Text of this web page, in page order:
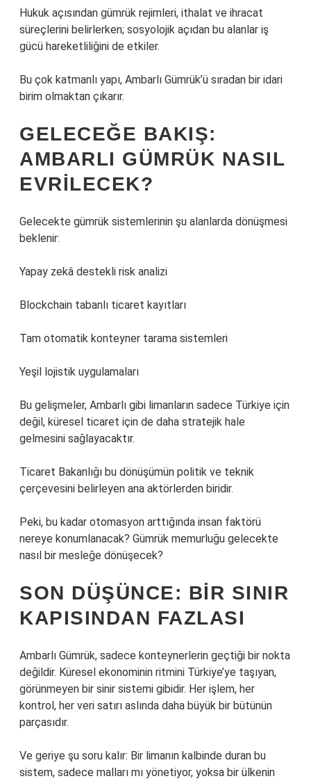
Hukuk açısından gümrük rejimleri, ithalat ve ihracat
süreçlerini belirlerken; sosyolojik açıdan bu alanlar iş
gücü hareketliliğini de etkiler.
Bu çok katmanlı yapı, Ambarlı Gümrük’ü sıradan bir idari
birim olmaktan çıkarır.
GELECEĞE BAKIŞ:
AMBARLI GÜMRÜK NASIL
EVRILECEK?
Gelecekte gümrük sistemlerinin şu alanlarda dönüşmesi
beklenir:
Yapay zekâ destekli risk analizi
Blockchain tabanlı ticaret kayıtları
Tam otomatik konteyner tarama sistemleri
Yeşil lojistik uygulamaları
Bu gelişmeler, Ambarlı gibi limanların sadece Türkiye için
değil, küresel ticaret için de daha stratejik hale
gelmesini sağlayacaktır.
Ticaret Bakanlığı bu dönüşümün politik ve teknik
çerçevesini belirleyen ana aktörlerden biridir.
Peki, bu kadar otomasyon arttığında insan faktörü
nereye konumlanacak? Gümrük memurluğu gelecekte
nasıl bir mesleğe dönüşecek?
SON DÜŞÜNCE: BIR SINIR
KAPISINDAN FAZLASI
Ambarlı Gümrük, sadece konteynerlerin geçtiği bir nokta
değildir. Küresel ekonominin ritmini Türkiye’ye taşıyan,
görünmeyen bir sinir sistemi gibidir. Her işlem, her
kontrol, her veri satırı aslında daha büyük bir bütünün
parçasıdır.
Ve geriye şu soru kalır: Bir limanın kalbinde duran bu
sistem, sadece malları mı yönetiyor, yoksa bir ülkenin